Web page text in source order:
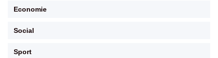
Economie
Social
Sport